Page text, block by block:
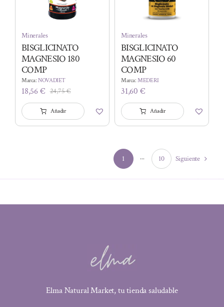
Minerales
BISGLICINATO
MAGNESIO 180
COMP
Marca:NOVADIET
24,75€El
precio
original
era:
18,56€
El
precio
actual
es:
Añadir
Minerales
BISGLICINATO
MAGNESIO 60
COMP
Marca:MEDERI
31,60 €
Añadir
1 ··· 10 Siguiente
Elma Natural Market, tu tienda saludable